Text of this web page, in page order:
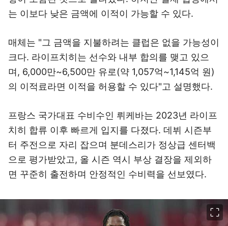
는 이보다 낮은 금액에 이적이 가능할 수 있다.
매체는 "그 금액을 지불하려는 클럽은 없을 가능성이
크다. 라이프치히는 선수와 내부 합의를 맺고 있으
며, 6,000만~6,500만 유로(약 1,057억~1,145억 원)
의 이적료라면 이적을 허용할 수 있다"고 설명했다.
프랑스 국가대표 수비수인 뤼케바는 2023년 라이프
치히 합류 이후 빠르게 입지를 다졌다. 데뷔 시즌부
터 주전으로 자리 잡으며 분데스리가 정상급 센터백
으로 평가받았고, 올 시즌 역시 부상 결장을 제외하
면 꾸준히 출전하며 안정적인 수비력을 선보였다.